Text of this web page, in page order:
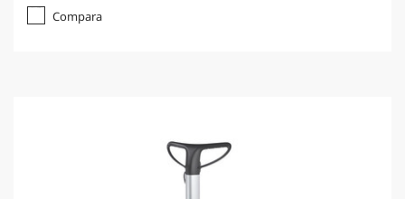
Compara